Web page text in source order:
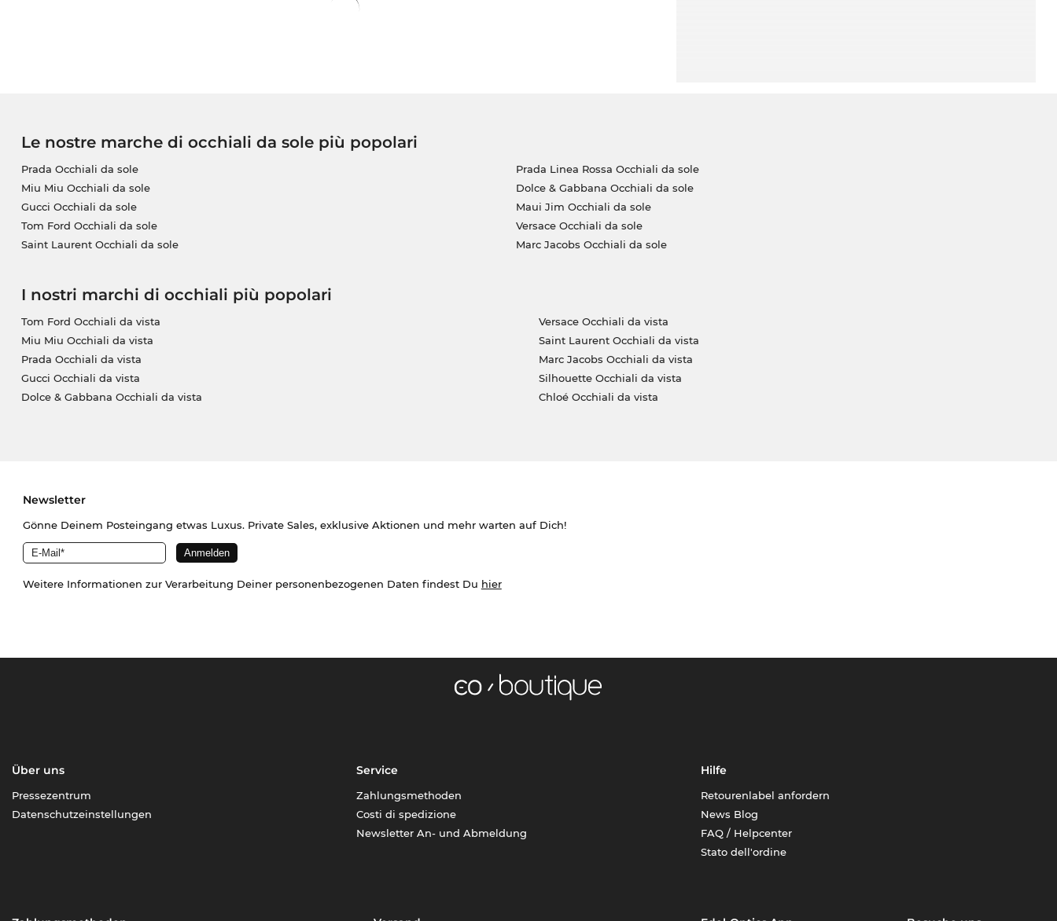
Le nostre marche di occhiali da sole più popolari
Prada Occhiali da sole
Miu Miu Occhiali da sole
Gucci Occhiali da sole
Tom Ford Occhiali da sole
Saint Laurent Occhiali da sole
Prada Linea Rossa Occhiali da sole
Dolce & Gabbana Occhiali da sole
Maui Jim Occhiali da sole
Versace Occhiali da sole
Marc Jacobs Occhiali da sole
I nostri marchi di occhiali più popolari
Tom Ford Occhiali da vista
Miu Miu Occhiali da vista
Prada Occhiali da vista
Gucci Occhiali da vista
Dolce & Gabbana Occhiali da vista
Versace Occhiali da vista
Saint Laurent Occhiali da vista
Marc Jacobs Occhiali da vista
Silhouette Occhiali da vista
Chloé Occhiali da vista
Newsletter
Gönne Deinem Posteingang etwas Luxus. Private Sales, exklusive Aktionen und mehr warten auf Dich!
Weitere Informationen zur Verarbeitung Deiner personenbezogenen Daten findest Du hier
Über uns
Pressezentrum
Datenschutzeinstellungen
Service
Zahlungsmethoden
Costi di spedizione
Newsletter An- und Abmeldung
Hilfe
Retourenlabel anfordern
News Blog
FAQ / Helpcenter
Stato dell'ordine